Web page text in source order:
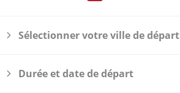
Sélectionner votre ville de départ
Durée et date de départ